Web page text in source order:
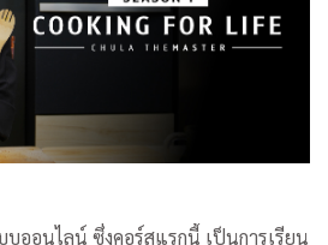
บออนไลน์ ซึ่งคอร์สแรกนี้ เป็นการเรียน